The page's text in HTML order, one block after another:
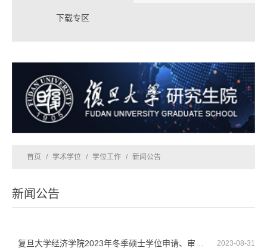
下载专区
首页 / 学术学位 / 学位工作 / 新闻公告
新闻公告
2023-08-31
复旦大学经济学院2023年冬季硕士学位申请、审核程序